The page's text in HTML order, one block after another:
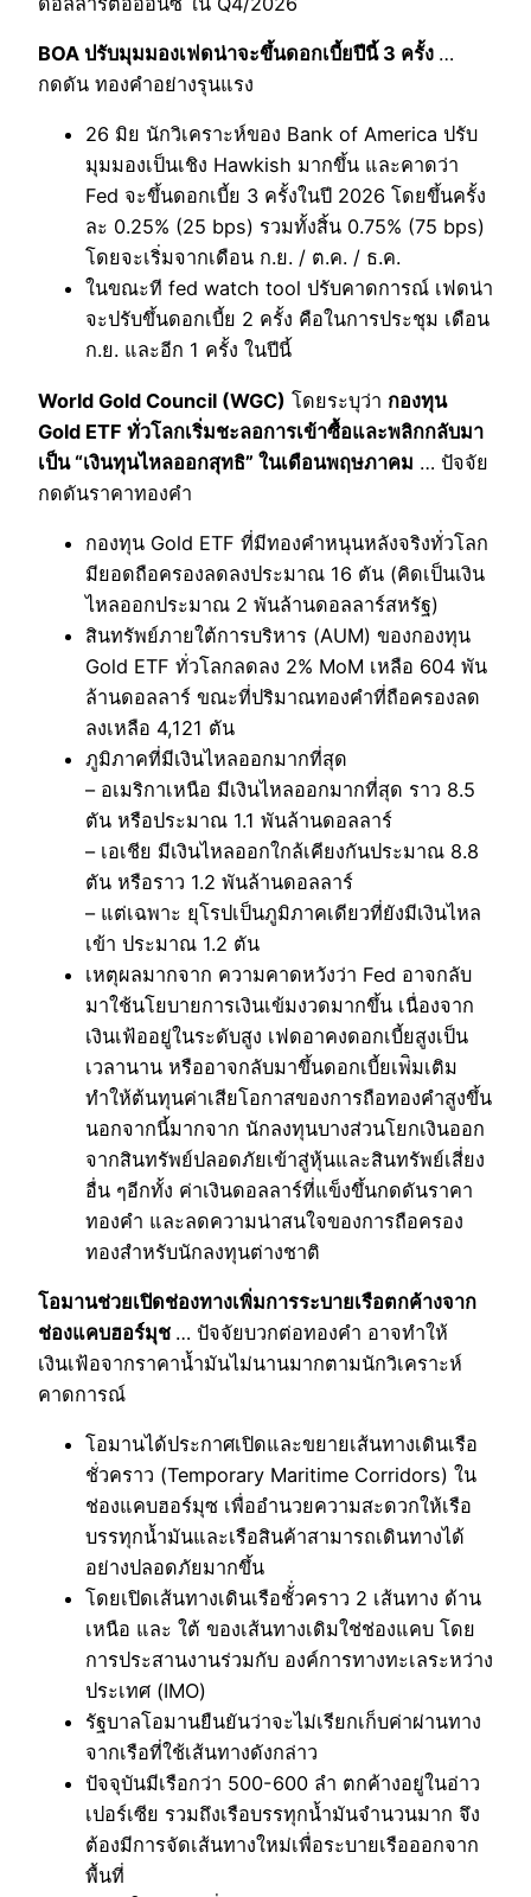
BOA ปรับมุมมองเฟดน่าจะขึ้นดอกเบี้ยปีนี้ 3 ครั้ง …
กดดัน ทองคำอย่างรุนแรง
26 มิย นักวิเคราะห์ของ Bank of America ปรับ
มุมมองเป็นเชิง Hawkish มากขึ้น และคาดว่า
Fed จะขึ้นดอกเบี้ย 3 ครั้งในปี 2026 โดยขึ้นครั้ง
ละ 0.25% (25 bps) รวมทั้งสิ้น 0.75% (75 bps)
โดยจะเริ่มจากเดือน ก.ย. / ต.ค. / ธ.ค.
ในขณะที fed watch tool ปรับคาดการณ์ เฟดน่า
จะปรับขึ้นดอกเบี้ย 2 ครั้ง คือในการประชุม เดือน
ก.ย. และอีก 1 ครั้ง ในปีนี้
World Gold Council (WGC) โดยระบุว่า กองทุน
Gold ETF ทั่วโลกเริ่มชะลอการเข้าซื้อและพลิกกลับมา
เป็น “เงินทุนไหลออกสุทธิ” ในเดือนพฤษภาคม … ปัจจัย
กดดันราคาทองคำ
กองทุน Gold ETF ที่มีทองคำหนุนหลังจริงทั่วโลก
มียอดถือครองลดลงประมาณ 16 ตัน (คิดเป็นเงิน
ไหลออกประมาณ 2 พันล้านดอลลาร์สหรัฐ)
สินทรัพย์ภายใต้การบริหาร (AUM) ของกองทุน
Gold ETF ทั่วโลกลดลง 2% MoM เหลือ 604 พัน
ล้านดอลลาร์ ขณะที่ปริมาณทองคำที่ถือครองลด
ลงเหลือ 4,121 ตัน
ภูมิภาคที่มีเงินไหลออกมากที่สุด
– อเมริกาเหนือ มีเงินไหลออกมากที่สุด ราว 8.5
ตัน หรือประมาณ 1.1 พันล้านดอลลาร์
– เอเชีย มีเงินไหลออกใกล้เคียงกันประมาณ 8.8
ตัน หรือราว 1.2 พันล้านดอลลาร์
– แต่เฉพาะ ยุโรปเป็นภูมิภาคเดียวที่ยังมีเงินไหล
เข้า ประมาณ 1.2 ตัน
เหตุผลมากจาก ความคาดหวังว่า Fed อาจกลับ
มาใช้นโยบายการเงินเข้มงวดมากขึ้น เนื่องจาก
เงินเฟ้ออยู่ในระดับสูง เฟดอาคงดอกเบี้ยสูงเป็น
เวลานาน หรืออาจกลับมาขึ้นดอกเบี้ยเพ่ิมเติม
ทำให้ต้นทุนค่าเสียโอกาสของการถือทองคำสูงขึ้น
นอกจากนี้มากจาก นักลงทุนบางส่วนโยกเงินออก
จากสินทรัพย์ปลอดภัยเข้าสู่หุ้นและสินทรัพย์เสี่ยง
อื่น ๆอีกทั้ง ค่าเงินดอลลาร์ที่แข็งขึ้นกดดันราคา
ทองคำ และลดความน่าสนใจของการถือครอง
ทองสำหรับนักลงทุนต่างชาติ
โอมานช่วยเปิดช่องทางเพิ่มการระบายเรือตกค้างจาก
ช่องแคบฮอร์มุช … ปัจจัยบวกต่อทองคำ อาจทำให้
เงินเฟ้อจากราคาน้ำมันไม่นานมากตามนักวิเคราะห์
คาดการณ์
โอมานได้ประกาศเปิดและขยายเส้นทางเดินเรือ
ชั่วคราว (Temporary Maritime Corridors) ใน
ช่องแคบฮอร์มุซ เพื่ออำนวยความสะดวกให้เรือ
บรรทุกน้ำมันและเรือสินค้าสามารถเดินทางได้
อย่างปลอดภัยมากขึ้น
โดยเปิดเส้นทางเดินเรือชั้่วคราว 2 เส้นทาง ด้าน
เหนือ และ ใต้ ของเส้นทางเดิมใช่ช่องแคบ โดย
การประสานงานร่วมกับ องค์การทางทะเลระหว่าง
ประเทศ (IMO)
รัฐบาลโอมานยืนยันว่าจะไม่เรียกเก็บค่าผ่านทาง
จากเรือที่ใช้เส้นทางดังกล่าว
ปัจจุบันมีเรือกว่า 500-600 ลำ ตกค้างอยู่ในอ่าว
เปอร์เซีย รวมถึงเรือบรรทุกน้ำมันจำนวนมาก จึง
ต้องมีการจัดเส้นทางใหม่เพื่อระบายเรือออกจาก
พื้นที่